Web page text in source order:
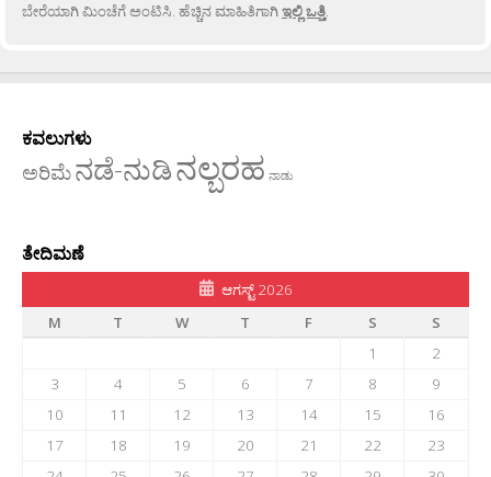
ಬೇರೆಯಾಗಿ ಮಿಂಚೆಗೆ ಅಂಟಿಸಿ. ಹೆಚ್ಚಿನ ಮಾಹಿತಿಗಾಗಿಇಲ್ಲಿ ಒತ್ತಿ.
ಕವಲುಗಳು
ಅರಿಮೆನಡೆ-ನುಡಿನಲ್ಬರಹ ನಾಡು
ತೇದಿಮಣೆ
ಆಗಸ್ಟ್ 2026
M
T W T F S
S
1
2
3
4 5 6 7 8
9
10
11 12 13 14 15
16
17
18 19 20 21 22
23